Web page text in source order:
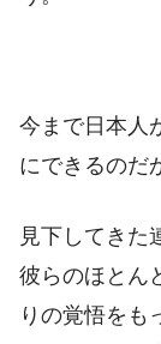
今まで日本人
にできるのだ
見下してきた
彼らのほとん
りの覚悟をも